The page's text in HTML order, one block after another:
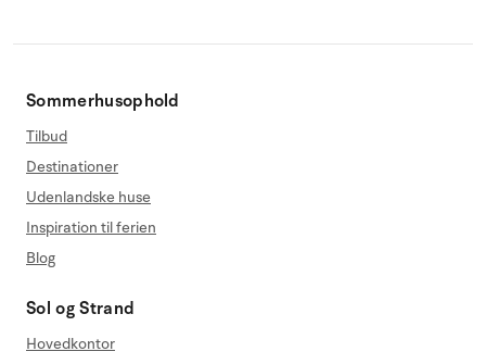
Sommerhusophold
Tilbud
Destinationer
Udenlandske huse
Inspiration til ferien
Blog
Sol og Strand
Hovedkontor